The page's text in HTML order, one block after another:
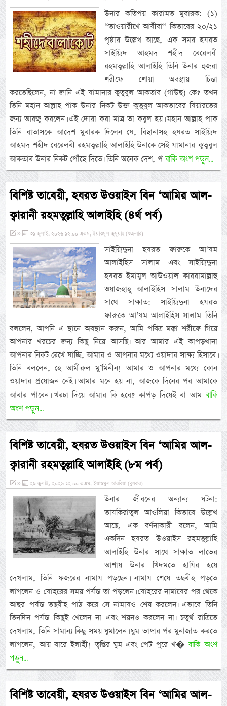
উনার কতিপয় কারামত মুবারক: (১)
“তাওয়ারীখে আযীবা” কিতাবের ২০/২১
পৃষ্ঠায় উল্লেখ আছে, এক সময় হযরত
সাইয়্যিদ আহমদ শহীদ বেরেলবী
রহমতুল্লাহি আলাইহি তিনি উনার হুজরা
শরীফে শোয়া অবস্থায় চিন্তা
করতেছিলেন, না জানি এই যামানার কুতুবুল আকতাব (গাউছ) কে? তখন
তিনি মহান আল্লাহ পাক উনার নিকট উক্ত কুতুবুল আকতাবের যিয়ারতের
জন্য আরজু করলেন। এই দোয়া করা মাত্র তা কবুল হয়। মহান আল্লাহ পাক
তিনি বাতাসকে আদেশ মুবারক দিলেন যে, বিছানাসহ হযরত সাইয়্যিদ
আহমদ শহীদ বেরেলবী রহমতুল্লাহি আলাইহি উনাকে সেই যামানার কুতুবুল
আকতাব উনার নিকট পৌঁছে দিতে। তিনি অনেক দেশ, পবাকি অংশ পড়ুন...
বিশিষ্ট তাবেয়ী, হযরত উওয়াইস বিন ‘আমির আল-
ক্বারানী রহমতুল্লাহি আলাইহি (৪র্থ পর্ব)
» ৩১ জুলাই, ২০২৬ ১২:০০ এএম, ইয়াওমুল জুমুয়াহ (শুক্রবার)
সাইয়্যিদুনা হযরত ফারুকে আ’যম
আলাইহিস সালাম এবং সাইয়্যিদুনা
হযরত ইমামুল আউওয়াল কাররামাল্লাহু
ওয়াজহাহূ আলাইহিস সালাম উনাদের
সাথে সাক্ষাত: সাইয়্যিদুনা হযরত
ফারুকে আ’যম আলাইহিস সালাম তিনি
বললেন, আপনি এ স্থানে অবস্থান করুন, আমি পবিত্র মক্কা শরীফে গিয়ে
আপনার খরচের জন্য কিছু নিয়ে আসছি। আর আমার এই কাপড়খানা
আপনার নিকট রেখে যাচ্ছি, আমার ও আপনার মধ্যে ওয়াদার সাক্ষ্য হিসাবে।
তিনি বললেন, হে আমীরুল মু’মিনীন! আমার ও আপনার মধ্যে কোন
ওয়াদার প্রয়োজন নেই। আমার মনে হয় না, আজকে দিনের পর আমাকে
আবার পাবেন। খরচা দিয়ে আমার কি হবে? কাপড় দিয়েই বা আম বাকি
অংশ পড়ুন...
বিশিষ্ট তাবেয়ী, হযরত উওয়াইস বিন ‘আমির আল-
ক্বারানী রহমতুল্লাহি আলাইহি (৮ম পর্ব)
» ২৯ জুলাই, ২০২৬ ১২:০০ এএম, ইয়াওমুল আরবিয়া (বুধবার)
উনার জীবনের অন্যান্য ঘটনা:
তাযকিরাতুল আওলিয়া কিতাবে উল্লেখ
আছে, এক বর্ণনাকারী বলেন, আমি
একদিন হযরত উওয়াইস রহমতুল্লাহি
আলাইহি উনার সাথে সাক্ষাত লাভের
আশায় উনার খিদমতে হাযির হয়ে
দেখলাম, তিনি ফজরের নামায পড়ছেন। নামায শেষে তছবীহ পড়তে
লাগলেন ও যোহরের সময় পর্যন্ত তা পড়লেন। যোহরের নামাযের পর থেকে
আছর পর্যন্ত তছবীহ পাঠ করে সে নামাযও শেষ করলেন। এভাবে তিনি
তিনদিন পর্যন্ত কিছুই খেলেন না এবং শয়নও করলেন না। চতুর্থ রাত্রিতে
দেখলাম, তিনি সামান্য কিছু সময় ঘুমালেন। ঘুম ভাঙ্গার পর মুনাজাত করতে
লাগলেন, আয় বারে ইলাহী! তৃপ্তির ঘুম এবং পেট পুরে খ�বাকি অংশ
পড়ুন...
বিশিষ্ট তাবেয়ী, হযরত উওয়াইস বিন ‘আমির আল-